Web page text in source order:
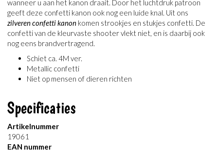
wanneer u aan het kanon draait. Door het luchtdruk patroon
geeft deze confetti kanon ook nog een luide knal. Uit ons
zilveren confetti kanon komen strookjes en stukjes confetti. De
confetti van de kleurvaste shooter vlekt niet, en is daarbij ook
nog eens brandvertragend.
Schiet ca. 4M ver.
Metallic confetti
Niet op mensen of dieren richten
Specificaties
Artikelnummer
19061
EAN nummer